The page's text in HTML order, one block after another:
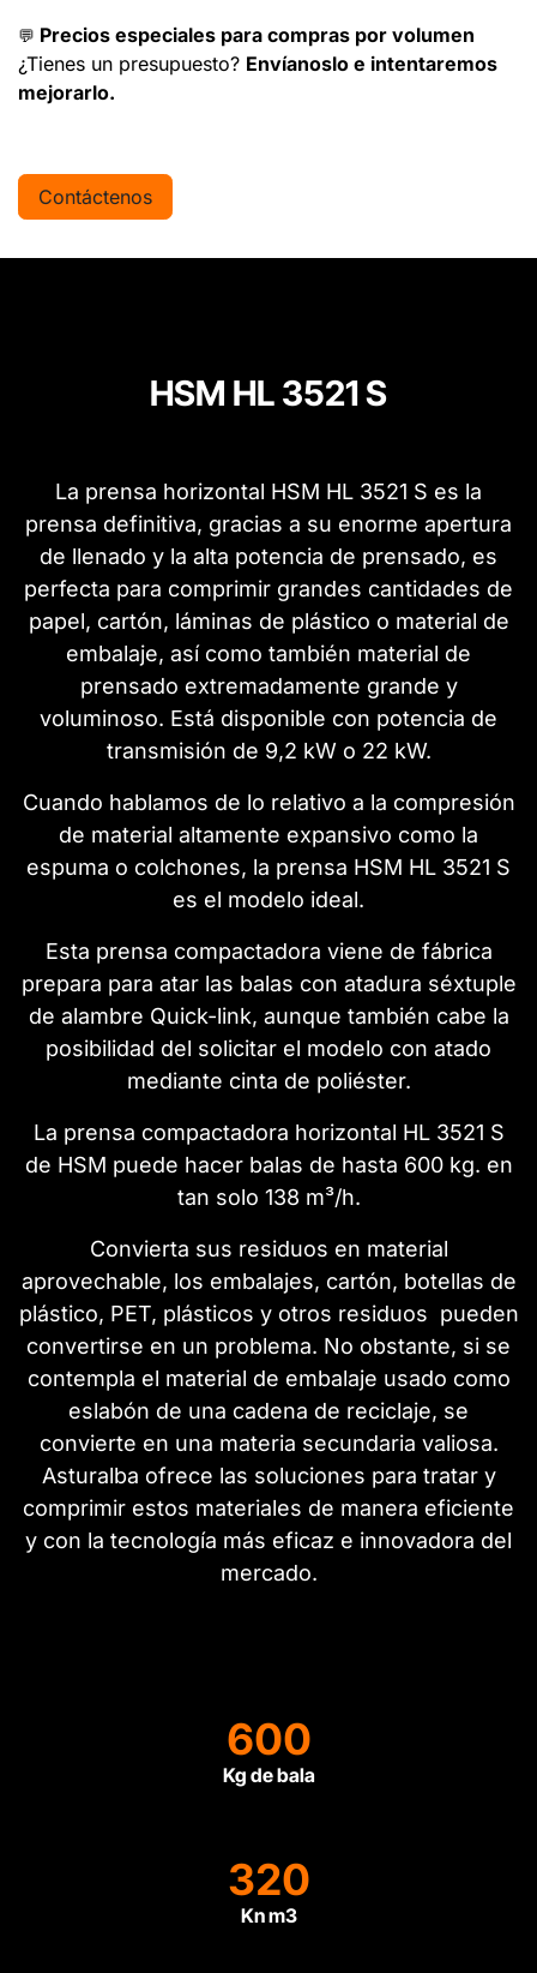
💬 Precios especiales para compras por volumen
¿Tienes un presupuesto? Envíanoslo e intentaremos
mejorarlo.
Contáctenos
HSM HL 3521 S
La prensa horizontal HSM HL 3521 S es la
prensa definitiva, gracias a su enorme apertura
de llenado y la alta potencia de prensado, es
perfecta para comprimir grandes cantidades de
papel, cartón, láminas de plástico o material de
embalaje, así como también material de
prensado extremadamente grande y
voluminoso. Está disponible con potencia de
transmisión de 9,2 kW o 22 kW.
Cuando hablamos de lo relativo a la compresión
de material altamente expansivo como la
espuma o colchones, la prensa HSM HL 3521 S
es el modelo ideal.
Esta prensa compactadora viene de fábrica
prepara para atar las balas con atadura séxtuple
de alambre Quick-link, aunque también cabe la
posibilidad del solicitar el modelo con atado
mediante cinta de poliéster.
La prensa compactadora horizontal HL 3521 S
de HSM puede hacer balas de hasta 600 kg. en
tan solo 138 m³/h.
Convierta sus residuos en material
aprovechable, los embalajes, cartón, botellas de
plástico, PET, plásticos y otros residuos pueden
convertirse en un problema. No obstante, si se
contempla el material de embalaje usado como
eslabón de una cadena de reciclaje, se
convierte en una materia secundaria valiosa.
Asturalba ofrece las soluciones para tratar y
comprimir estos materiales de manera eficiente
y con la tecnología más eficaz e innovadora del
mercado.
600
Kg de bala
320
Kn m3